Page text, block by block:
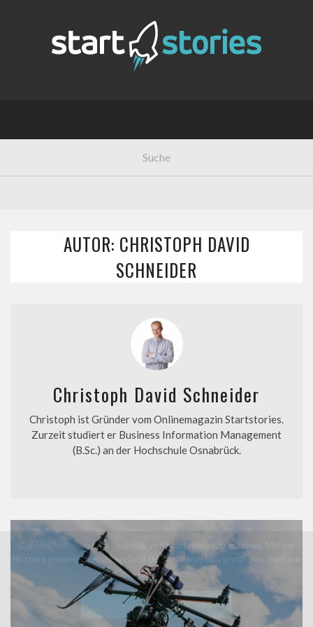
AUTOR: CHRISTOPH DAVID
SCHNEIDER
Christoph David Schneider
Christoph ist Gründer vom Onlinemagazin Startstories.
Zurzeit studiert er Business Information Management
(B.Sc.) an der Hochschule Osnabrück.
Cookies helfen uns die Usability von Startstories zu erhöhen. Mit der
Nutzung unserer Dienste erklärst du dich damit einverstanden, dass wir
Cookies verwenden.
Akzeptieren Erfahre mehr